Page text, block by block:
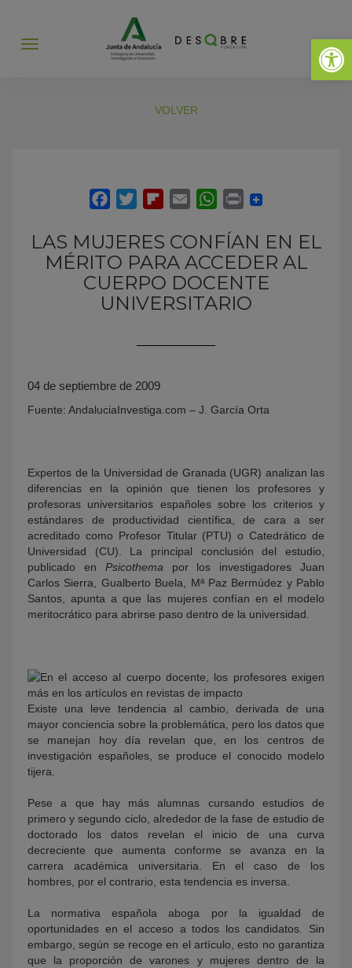
Abrir
Abrir
VOLVER
LAS MUJERES CONFÍAN EN EL
MÉRITO PARA ACCEDER AL
CUERPO DOCENTE
UNIVERSITARIO
04 de septiembre de 2009
Fuente: AndaluciaInvestiga.com – J. García Orta
Expertos de la Universidad de Granada (UGR) analizan las
diferencias en la opinión que tienen los profesores y
profesoras universitarios españoles sobre los criterios y
estándares de productividad científica, de cara a ser
acreditado como Profesor Titular (PTU) o Catedrático de
Universidad (CU). La principal conclusión del estudio,
publicado en Psicothema por los investigadores Juan
Carlos Sierra, Gualberto Buela, Mª Paz Bermúdez y Pablo
Santos, apunta a que las mujeres confían en el modelo
meritocrático para abrirse paso dentro de la universidad.
Existe una leve tendencia al cambio, derivada de una
mayor conciencia sobre la problemática, pero los datos que
se manejan hoy día revelan que, en los centros de
investigación españoles, se produce el conocido modelo
tijera.
Pese a que hay más alumnas cursando estudios de
primero y segundo ciclo, alrededor de la fase de estudio de
doctorado los datos revelan el inicio de una curva
decreciente que aumenta conforme se avanza en la
carrera académica universitaria. En el caso de los
hombres, por el contrario, esta tendencia es inversa.
La normativa española aboga por la igualdad de
oportunidades en el acceso a todos los candidatos. Sin
embargo, según se recoge en el artículo, esto no garantiza
que la proporción de varones y mujeres dentro de la